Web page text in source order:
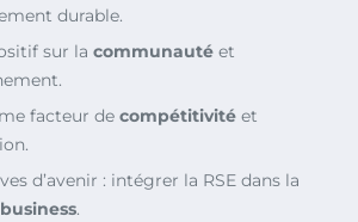
durable.
sur la communauté et
facteur de compétitivité et
d’avenir : intégrer la RSE dans la
business.